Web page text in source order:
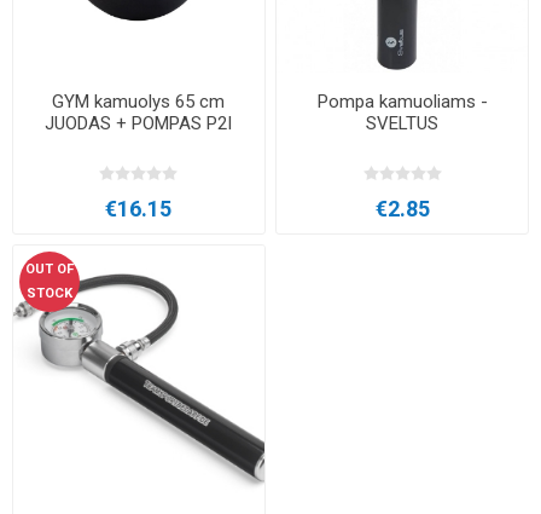
GYM kamuolys 65 cm
JUODAS + POMPAS P2I
€16.15
Pompa kamuoliams -
SVELTUS
€2.85
OUT OF
STOCK